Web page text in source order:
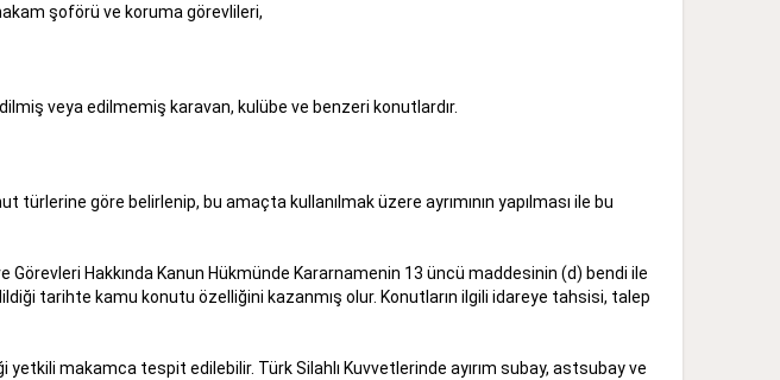
şoförü ve koruma görevlileri,
veya edilmemiş karavan, kulübe ve benzeri konutlardır.
türlerine göre belirlenip, bu amaçta kullanılmak üzere ayrımının yapılması ile bu
Görevleri Hakkında Kanun Hükmünde Kararnamenin 13 üncü maddesinin (d) bendi ile
tarihte kamu konutu özelliğini kazanmış olur. Konutların ilgili idareye tahsisi, talep
makamca tespit edilebilir. Türk Silahlı Kuvvetlerinde ayırım subay, astsubay ve